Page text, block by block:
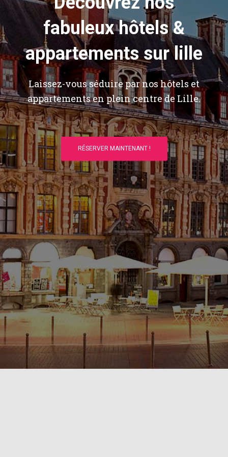
fabuleux hôtels &
appartements sur lille
Laissez-vous séduire par nos hôtels et
appartements en plein centre de Lille.
RÉSERVER MAINTENANT !